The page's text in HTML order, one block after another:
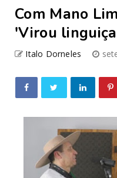
Com Mano
'Virou
Italo Dorneles